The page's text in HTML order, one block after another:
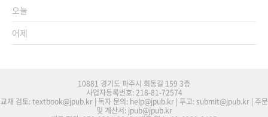
오늘
어제
10881 경기도 파주시 회동길 159 3층
사업자등록번호: 218-81-72574
교재 검토: textbook@jpub.kr | 독자 문의: help@jpub.kr | 투고: submit@jpub.kr | 주문
및 계산서: jpub@jpub.kr